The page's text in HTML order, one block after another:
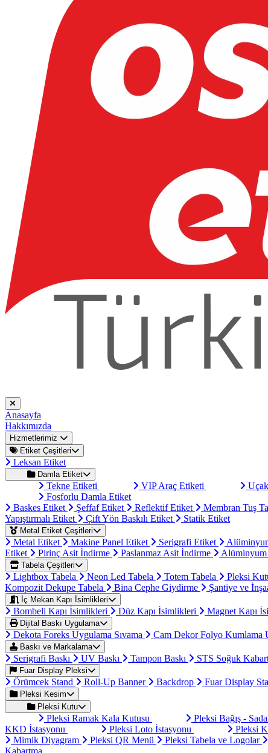
Anasayfa
Hakkımızda
Hizmetlerimiz
Etiket Çeşitleri
Leksan Etiket
Damla Etiket
Tekne Etiketi VIP Araç Etiketi
Fosforlu Damla Etiket
Baskes Etiket
Şeffaf Etiket Reflektif Etiket Membran Tuş
Yapıştırmalı Etiket
Çift Yön Baskılı Etiket Statik Etiket
Metal Etiket Çeşitleri
Metal Etiket Makine Panel Etiket Serigrafi Etiket
Etiket
Pirinç Asit İndirme Paslanmaz Asit İndirme
Tabela Çeşitleri
Lightbox Tabela Neon Led Tabela Totem Tabela Pleksi
Kompozit Dekupe Tabela
Bina Cephe Giydirme Şantiye ve
İç Mekan Kapı İsimlikleri
Bombeli Kapı İsimlikleri Düz Kapı İsimlikleri Magnet Kapı
Dijital Baskı Uygulama
Dekota Foreks Uygulama Sıvama Cam Dekor Folyo Kumlama
Baskı ve Markalama
Serigrafi Baskı UV Baskı Tampon Baskı STS Soğuk
Fuar Display Pleksi
Örümcek Stand Roll-Up Banner Backdrop Fuar Display
Pleksi Kesim
Pleksi Kutu
Pleksi Ramak Kala Kutusu Pleksi Bağış -
KKD İstasyonu
Pleksi Loto İstasyonu Pleksi
Mimik Diyagram
Pleksi QR Menü Pleksi Tabela ve Logolar
Kabartma